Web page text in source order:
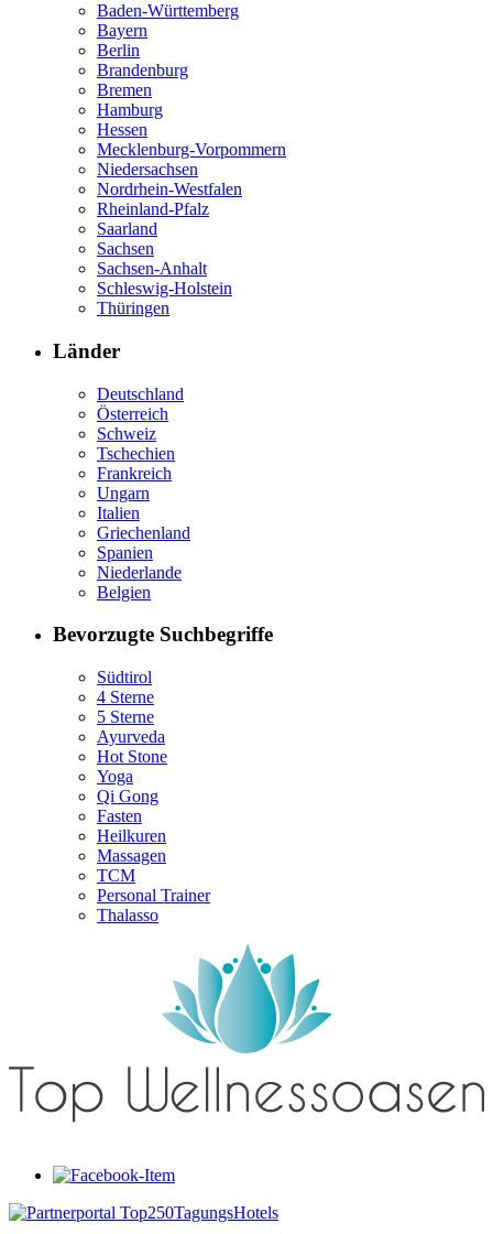
Baden-Württemberg
Bayern
Berlin
Brandenburg
Bremen
Hamburg
Hessen
Mecklenburg-Vorpommern
Niedersachsen
Nordrhein-Westfalen
Rheinland-Pfalz
Saarland
Sachsen
Sachsen-Anhalt
Schleswig-Holstein
Thüringen
Länder
Deutschland
Österreich
Schweiz
Tschechien
Frankreich
Ungarn
Italien
Griechenland
Spanien
Niederlande
Belgien
Bevorzugte Suchbegriffe
Südtirol
4 Sterne
5 Sterne
Ayurveda
Hot Stone
Yoga
Qi Gong
Fasten
Heilkuren
Massagen
TCM
Personal Trainer
Thalasso